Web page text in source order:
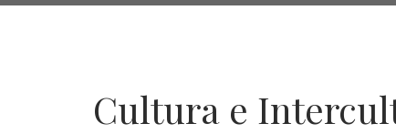
Cultura e